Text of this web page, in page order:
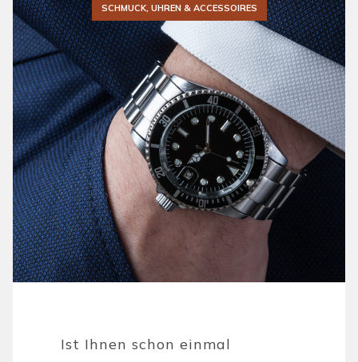
SCHMUCK, UHREN & ACCESSOIRES
Ist Ihnen schon einmal